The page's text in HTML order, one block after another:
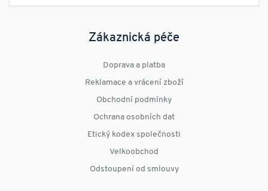
Zákaznická péče
Doprava a platba
Reklamace a vrácení zboží
Obchodní podmínky
Ochrana osobních dat
Etický kodex společnosti
Velkoobchod
Odstoupení od smlouvy